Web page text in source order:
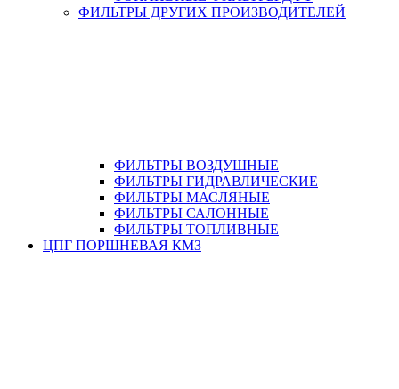
ФИЛЬТРЫ ДРУГИХ ПРОИЗВОДИТЕЛЕЙ
ФИЛЬТРЫ ВОЗДУШНЫЕ
ФИЛЬТРЫ ГИДРАВЛИЧЕСКИЕ
ФИЛЬТРЫ МАСЛЯНЫЕ
ФИЛЬТРЫ САЛОННЫЕ
ФИЛЬТРЫ ТОПЛИВНЫЕ
ЦПГ ПОРШНЕВАЯ КМЗ